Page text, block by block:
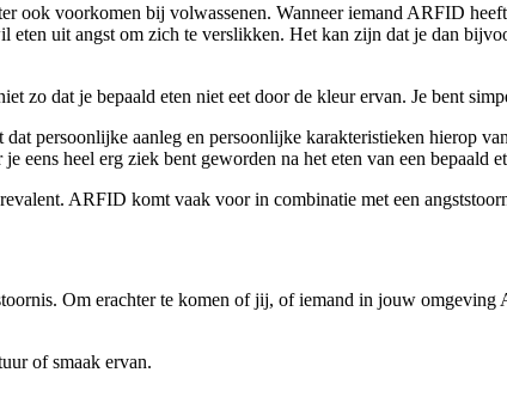
ook voorkomen bij volwassenen. Wanneer iemand ARFID
eten uit angst om zich te verslikken. Het kan zijn dat je dan
zo dat je bepaald eten niet eet door de kleur ervan. Je bent
persoonlijke aanleg en persoonlijke karakteristieken hierop
eens heel erg ziek bent geworden na het eten van een bepaald
ARFID komt vaak voor in combinatie met een
Om erachter te komen of jij, of iemand in jouw omgeving
of smaak ervan.